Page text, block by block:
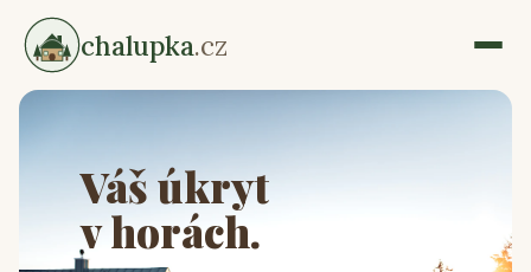
chalupka.cz
Váš úkryt
v horách.